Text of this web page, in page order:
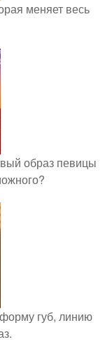
меняет весь
образ певицы
губ, линию